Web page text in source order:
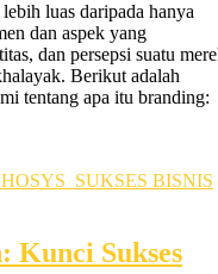
luas daripada hanya
dan aspek yang
dan persepsi suatu
Berikut adalah
tentang apa itu branding:
Kunci Sukses